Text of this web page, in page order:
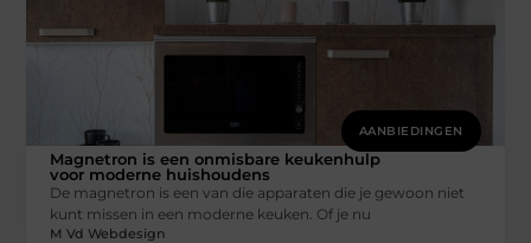
AANBIEDINGEN
Magnetron is een onmisbare keukenhulp
voor moderne huishoudens
De magnetron is een van die apparaten die je gewoon niet
kunt missen in een moderne keuken. Of je nu
M Vd Webdesign